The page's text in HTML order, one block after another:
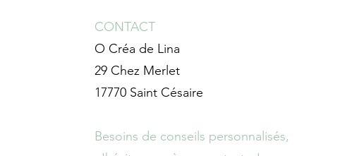
CONTACT
O Créa de Lina
29 Chez Merlet
17770 Saint Césaire
Besoins de conseils personnalisés,